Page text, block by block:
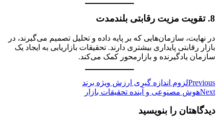
8. تقویت مزیت رقابتی بلندمدت
در نهایت، سازمان‌هایی که بر پایه داده و تحلیل تصمیم می‌گیرند، در
بازار رقابتی پایداری بیشتری دارند. تحقیقات بازاریابی به ایجاد یک
سازمان یادگیرنده و بازارمحور کمک می‌کند.
راهبری
نوشته
Previousلزوم اندازه گیری ارزش ویژه برند
Nextهوش مصنوعی و آینده تحقیقات بازار
دیدگاهتان را بنویسید